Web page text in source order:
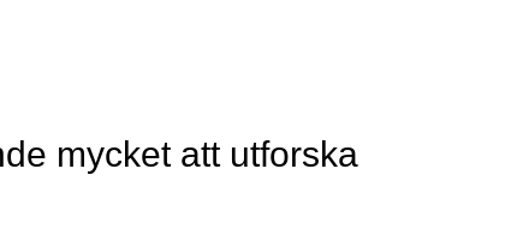
mycket att utforska